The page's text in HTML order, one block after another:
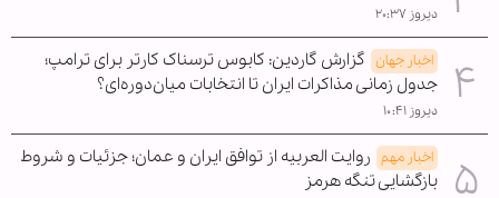
دیروز ۲۰:۳۷
اخبار جهان گزارش گاردین: کابوس ترسناک کارتر برای ترامپ؛
جدول زمانی مذاکرات ایران تا انتخابات میان‌دوره‌ای؟
دیروز ۱۰:۴۱
اخبار مهم روایت العربیه از توافق ایران و عمان؛ جزئیات و شروط
بازگشایی تنگه هرمز